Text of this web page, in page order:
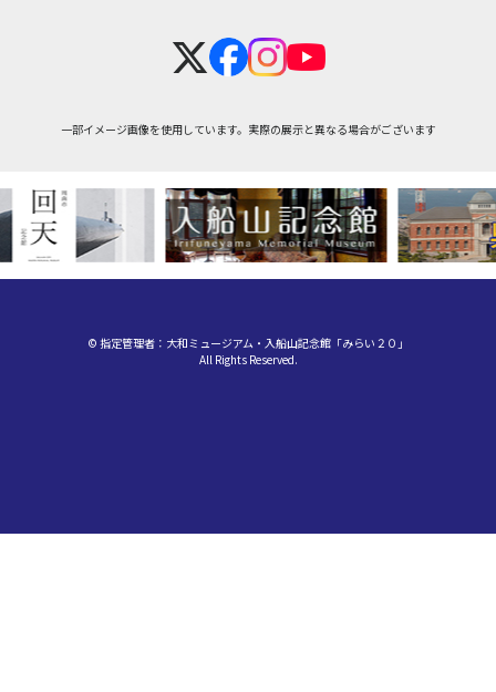
一部イメージ画像を使用しています。実際の展示と異なる場合がございます
© 指定管理者：大和ミュージアム・入船山記念館「みらい２０」
All Rights Reserved.